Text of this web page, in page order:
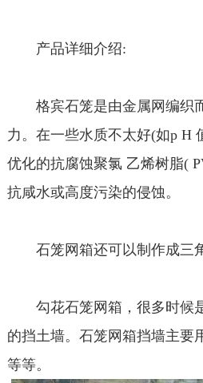
产品详细介绍:
格宾石笼是由金属网编织而
力。在一些水质不太好(如p H
优化的抗腐蚀聚氯 乙烯树脂(
抗咸水或高度污染的侵蚀。
石笼网箱还可以制作成三角
勾花石笼网箱 ，很多时
的挡土墙。石笼网箱挡墙主要
等等。